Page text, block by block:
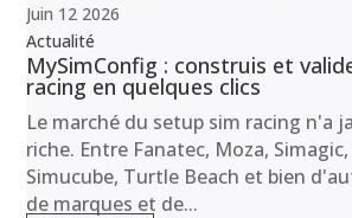
Juin 12 2026
Actualité
MySimConfig : construis et
racing en quelques clics
Le marché du setup sim racing n'a
riche. Entre Fanatec, Moza,
Simucube, Turtle Beach et bien
de marques et de...